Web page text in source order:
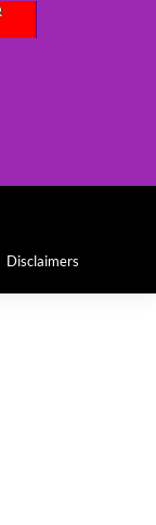
Disclaimers